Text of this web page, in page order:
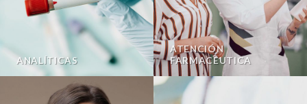
ANALÍTICAS
ATENCIÓN
FARMACÉUTICA